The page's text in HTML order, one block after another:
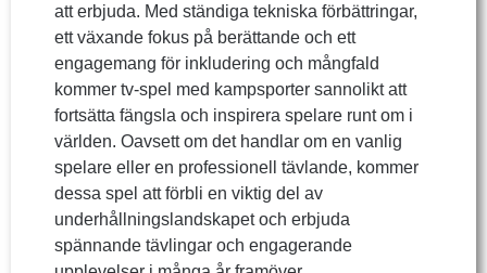
att erbjuda. Med ständiga tekniska förbättringar,
ett växande fokus på berättande och ett
engagemang för inkludering och mångfald
kommer tv-spel med kampsporter sannolikt att
fortsätta fängsla och inspirera spelare runt om i
världen. Oavsett om det handlar om en vanlig
spelare eller en professionell tävlande, kommer
dessa spel att förbli en viktig del av
underhållningslandskapet och erbjuda
spännande tävlingar och engagerande